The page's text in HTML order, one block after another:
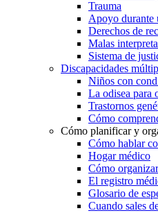
Trauma
Apoyo durante
Derechos de
Malas
Sistema de
Discapacidades
Niños con
La odisea para
Trastornos
Cómo
Cómo planificar y
Cómo hablar
Hogar médico
Cómo
El registro
Glosario de
Cuando sales